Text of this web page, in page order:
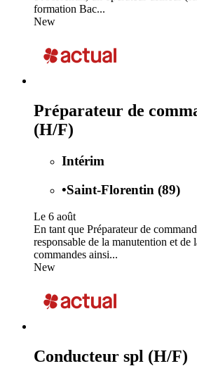
formation Bac...
New
Préparateur de
(H/F)
Intérim
•Saint-Florentin (89)
Le 6 août
En tant que Préparateur de
responsable de la manutention et de
commandes ainsi...
New
Conducteur spl (H/F)